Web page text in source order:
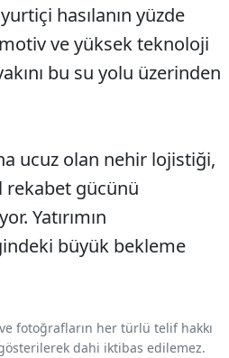
hasılanın yüzde
ve yüksek teknoloji
bu su yolu üzerinden
ucuz olan nehir lojistiği,
rekabet gücünü
Yatırımın
büyük bekleme
fotoğrafların her türlü telif hakkı
dahi iktibas edilemez.